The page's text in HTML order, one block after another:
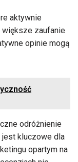
aktywnie
większe zaufanie
opinie mogą
odróżnienie
jest kluczowe dla
opartym na